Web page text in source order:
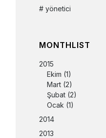
yönetici
MONTHLIST
2015
Ekim (1)
Mart (2)
Şubat (2)
Ocak (1)
2014
2013